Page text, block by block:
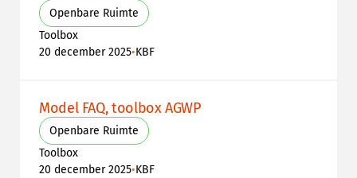
Openbare Ruimte
Toolbox
20 december 2025•KBF
Model FAQ, toolbox AGWP
Openbare Ruimte
Toolbox
20 december 2025•KBF